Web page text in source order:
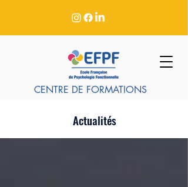
CENTRE DE FORMATIONS
Actualités